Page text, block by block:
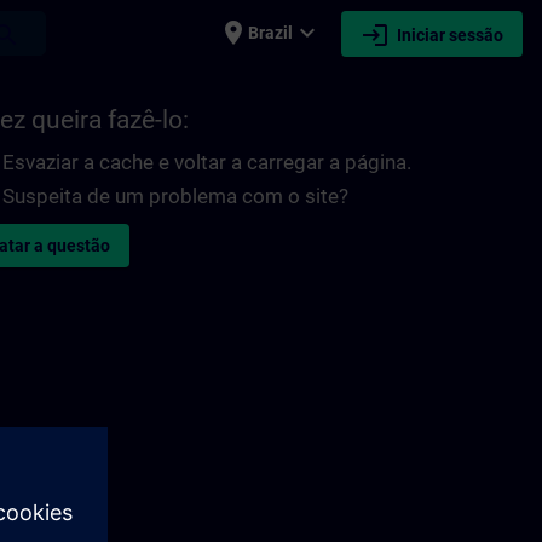
place Brazil expand_more login Iniciar sessão
queira fazê-lo:
Esvaziar a cache e voltar a carregar a página.
Suspeita de um problema com o site?
a questão